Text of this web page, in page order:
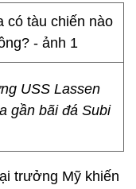
USS Lassen
gần bãi đá Subi
trưởng Mỹ khiến